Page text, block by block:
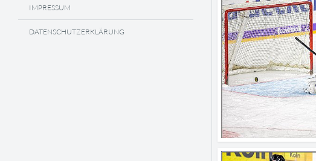
IMPRESSUM
DATENSCHUTZERKLÄRUNG